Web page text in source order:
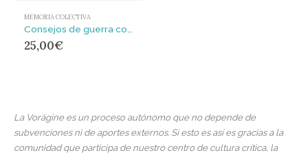
MEMORIA COLECTIVA
25,00€
La Vorágine es un proceso autónomo que no depende de
subvenciones ni de aportes externos. Si esto es así es gracias a la
comunidad que participa de nuestro centro de cultura crítica, la